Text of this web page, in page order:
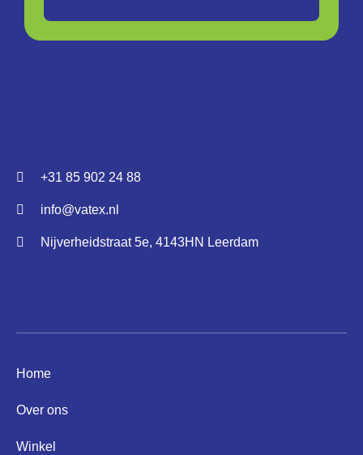
+31 85 902 24 88
info@vatex.nl
Nijverheidstraat 5e, 4143HN Leerdam
Home
Over ons
Winkel